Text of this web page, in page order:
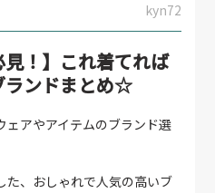
kyn72
見！】これ着てれば
ランドまとめ☆
ェアやアイテムのブランド選
た、おしゃれで人気の高いブ